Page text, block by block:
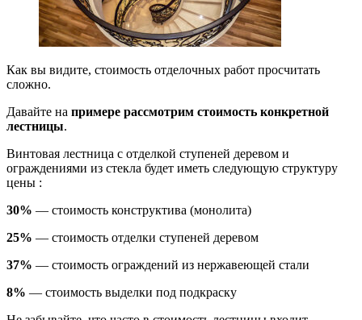
Как вы видите, стоимость отделочных работ просчитать
сложно.
Давайте на примере рассмотрим стоимость конкретной
лестницы.
Винтовая лестница с отделкой ступеней деревом и
ограждениями из стекла будет иметь следующую структуру
цены :
30% — стоимость конструктива (монолита)
25% — стоимость отделки ступеней деревом
37% — стоимость ограждений из нержавеющей стали
8% — стоимость выделки под подкраску